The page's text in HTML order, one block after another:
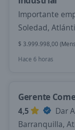
Importante
Soledad,
$ 3.999.998,00
Hace 6 horas
Gerente
4,5
Dar
Barranquilla,